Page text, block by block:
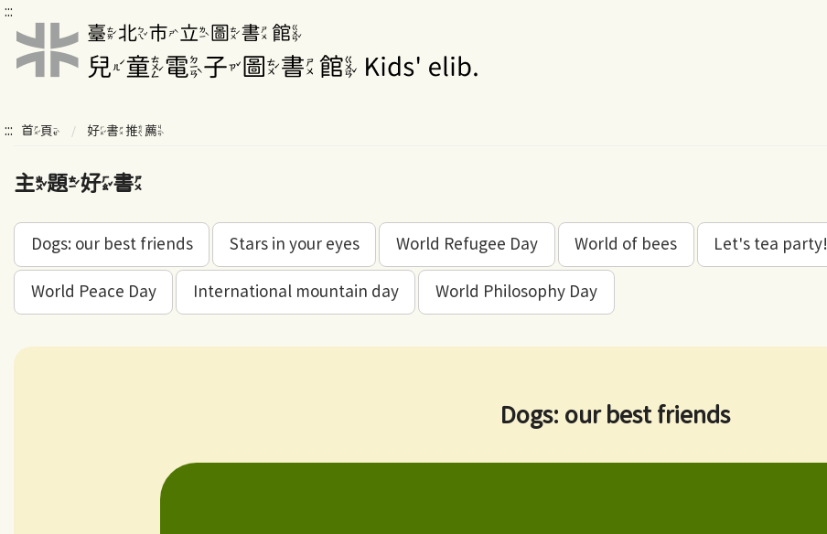
:::
::: 首頁 好書推薦
主題好書
Dogs: our best friends Stars in your eyes World Refugee Day World of bees Let's tea party!
World Peace Day International mountain day World Philosophy Day
Dogs: our best friends